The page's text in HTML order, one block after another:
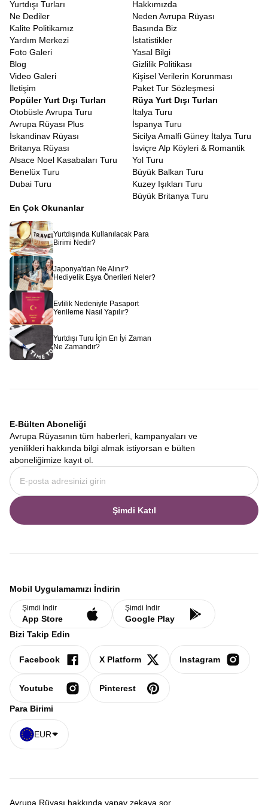
Yurtdışı Turları
Ne Dediler
Kalite Politikamız
Yardım Merkezi
Foto Galeri
Blog
Video Galeri
İletişim
Hakkımızda
Neden Avrupa Rüyası
Basında Biz
İstatistikler
Yasal Bilgi
Gizlilik Politikası
Kişisel Verilerin Korunması
Paket Tur Sözleşmesi
Popüler Yurt Dışı Turları
Otobüsle Avrupa Turu
Avrupa Rüyası Plus
İskandinav Rüyası
Britanya Rüyası
Alsace Noel Kasabaları Turu
Benelüx Turu
Dubai Turu
Rüya Yurt Dışı Turları
İtalya Turu
İspanya Turu
Sicilya Amalfi Güney İtalya Turu
İsviçre Alp Köyleri & Romantik
Yol Turu
Büyük Balkan Turu
Kuzey Işıkları Turu
Büyük Britanya Turu
En Çok Okunanlar
Yurtdışında Kullanılacak Para
Birimi Nedir?
Japonya'dan Ne Alınır?
Hediyelik Eşya Önerileri Neler?
Evlilik Nedeniyle Pasaport
Yenileme Nasıl Yapılır?
Yurtdışı Turu İçin En İyi Zaman
Ne Zamandır?
E-Bülten Aboneliği
Avrupa Rüyasının tüm haberleri, kampanyaları ve
yenilikleri hakkında bilgi almak istiyorsan e bülten
aboneliğimize kayıt ol.
Şimdi Katıl
Mobil Uygulamamızı İndirin
Şimdi İndir
App Store
Şimdi İndir
Google Play
Bizi Takip Edin
Facebook X Platform Instagram
Youtube Pinterest
Para Birimi
EUR
Avrupa Rüyası hakkında yapay zekaya sor